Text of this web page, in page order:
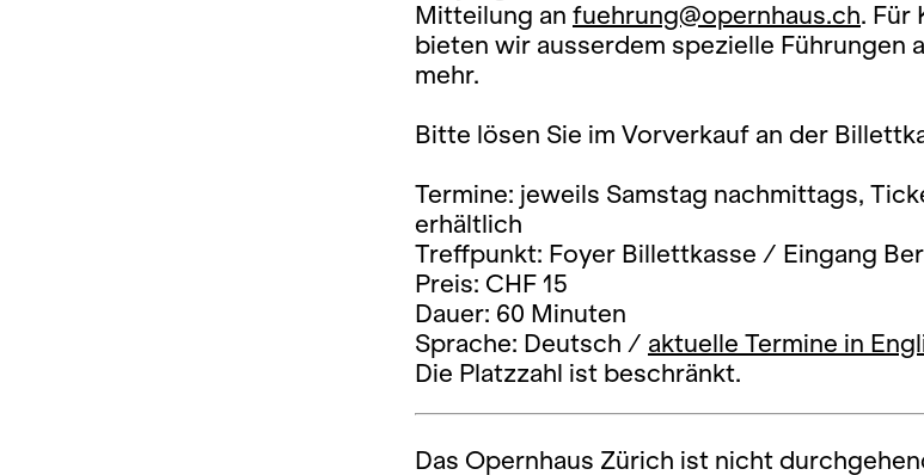
Mitteilung an fuehrung@opernhaus.ch. Für
bieten wir ausserdem spezielle Führungen
mehr.
Bitte lösen Sie im Vorverkauf an der
Termine: jeweils Samstag nachmittags,
erhältlich
Treffpunkt: Foyer Billettkasse / Eingang
Preis: CHF 15
Dauer: 60 Minuten
Sprache: Deutsch / aktuelle Termine in
Die Platzzahl ist beschränkt.
Das Opernhaus Zürich ist nicht